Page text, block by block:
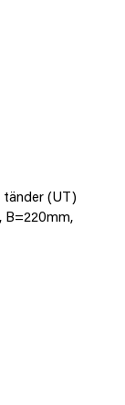
tänder (UT)
B=220mm,